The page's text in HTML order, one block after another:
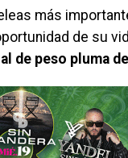
más
de su
de peso pluma